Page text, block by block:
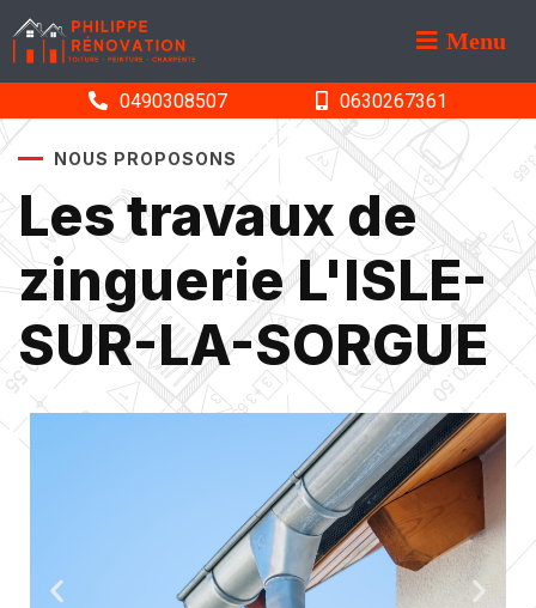
Menu
0490308507 0630267361
NOUS PROPOSONS
Les travaux de
zinguerie L'ISLE-
SUR-LA-SORGUE